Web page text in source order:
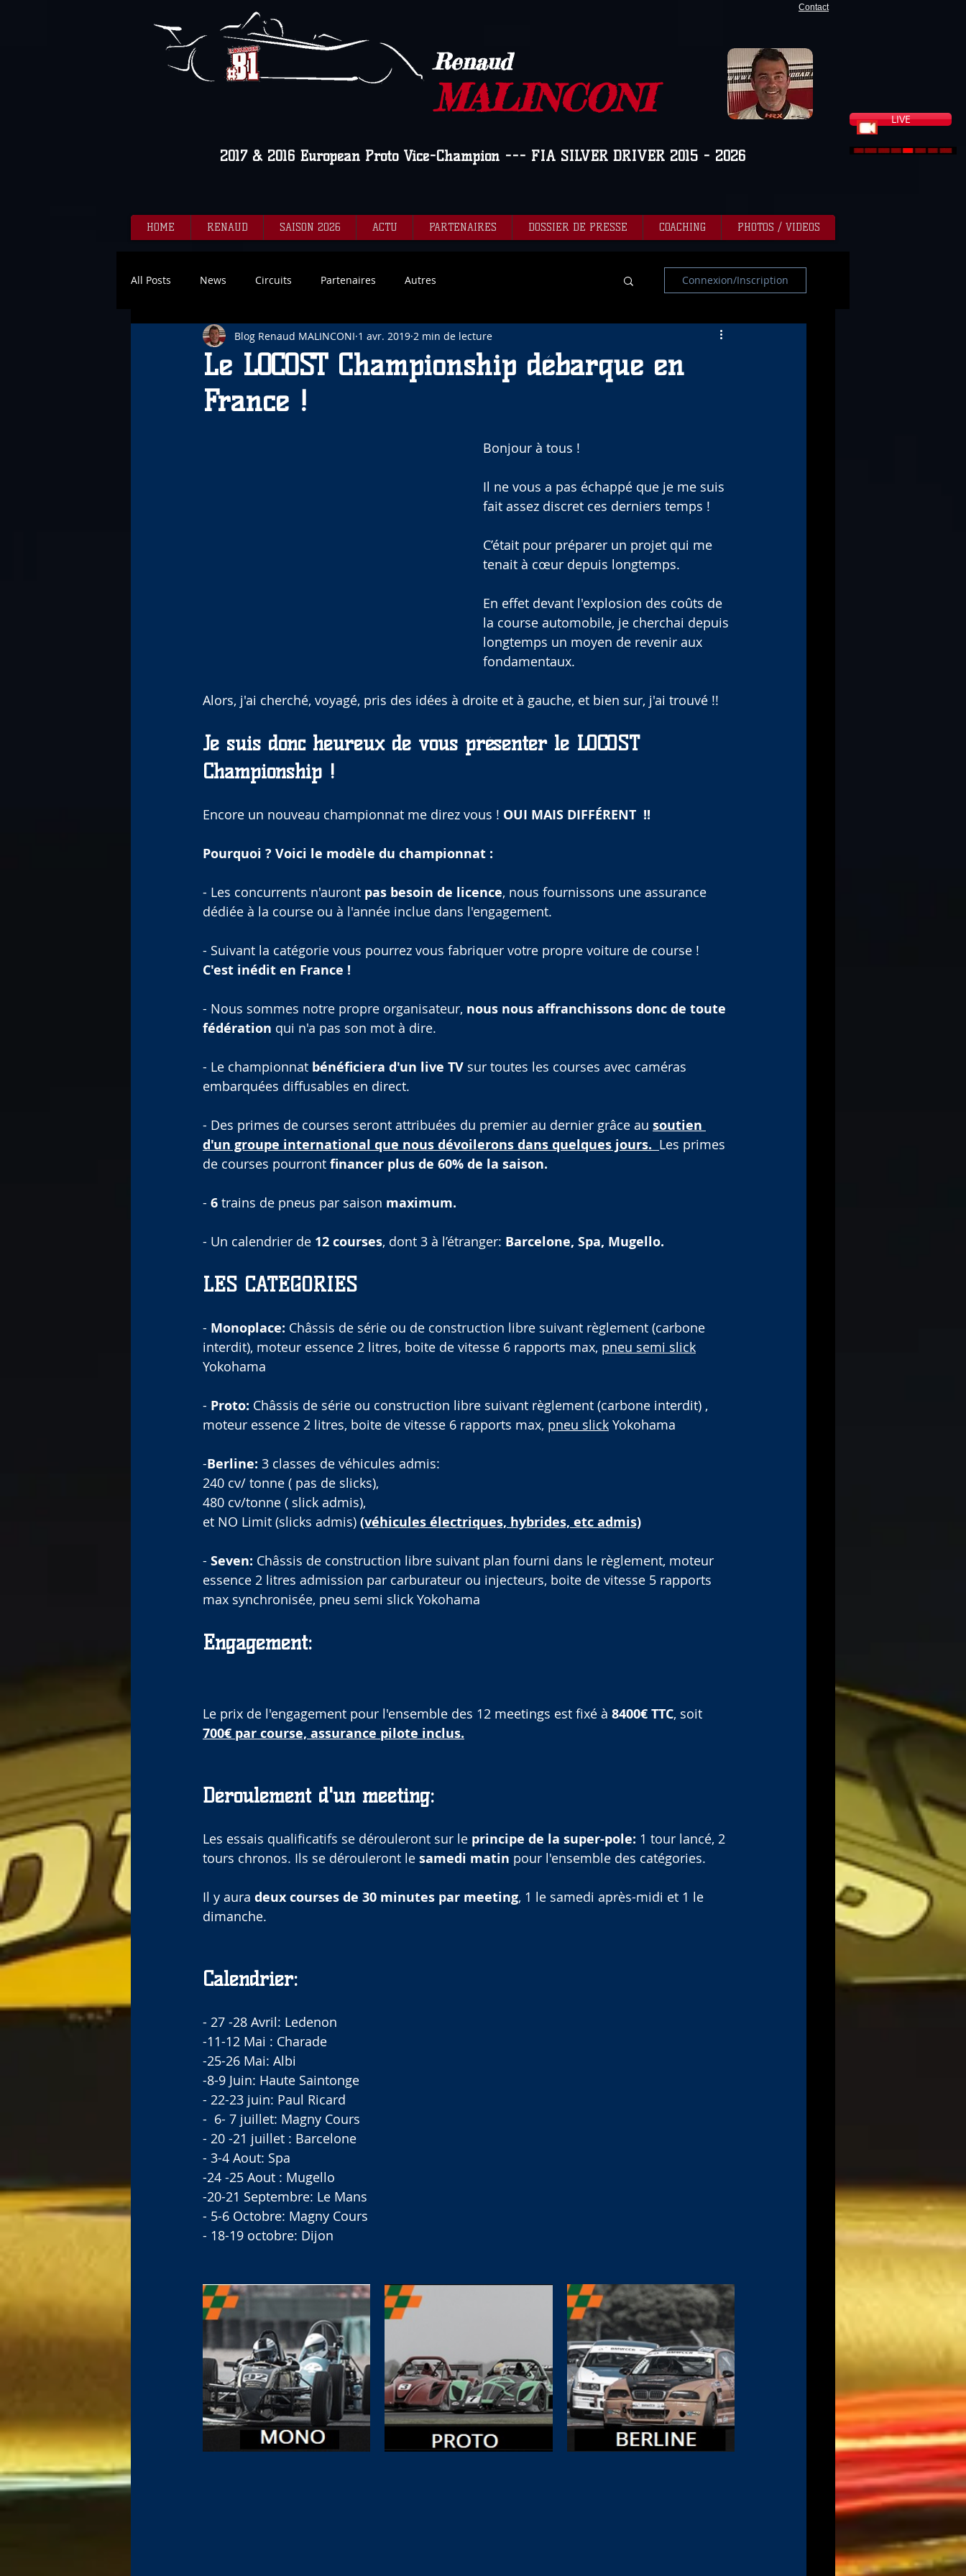
LIVE
Renaud
MALINCONI
Contact
2017 & 2016 European Proto Vice-Champion --- FIA SILVER DRIVER 2015 - 2026
HOME RENAUD SAISON 2026 ACTU PARTENAIRES DOSSIER DE PRESSE COACHING PHOTOS / VIDEOS
All Posts News Circuits Partenaires Autres Connexion/Inscription
Le LOCOST Championship débarque en
France !
Blog Renaud MALINCONI 1 avr. 2019 2 min de lecture
Bonjour à tous !
Il ne vous a pas échappé que je me suis
fait assez discret ces derniers temps !
C’était pour préparer un projet qui me
tenait à cœur depuis longtemps.
En effet devant l'explosion des coûts de
la course automobile, je cherchai depuis
longtemps un moyen de revenir aux
fondamentaux.
Alors, j'ai cherché, voyagé, pris des idées à droite et à gauche, et bien sur, j'ai trouvé !!
Je suis donc heureux de vous présenter le LOCOST
Championship !
Encore un nouveau championnat me direz vous ! OUI MAIS DIFFÉRENT  !!
Pourquoi ? Voici le modèle du championnat :
- Les concurrents n'auront pas besoin de licence, nous fournissons une assurance
dédiée à la course ou à l'année inclue dans l'engagement.
- Suivant la catégorie vous pourrez vous fabriquer votre propre voiture de course !
C'est inédit en France !
- Nous sommes notre propre organisateur, nous nous affranchissons donc de toute
fédération qui n'a pas son mot à dire.
- Le championnat bénéficiera d'un live TV sur toutes les courses avec caméras
embarquées diffusables en direct.
- Des primes de courses seront attribuées du premier au dernier grâce au soutien
d'un groupe international que nous dévoilerons dans quelques jours. Les primes
de courses pourront financer plus de 60% de la saison.
- 6 trains de pneus par saison maximum.
- Un calendrier de 12 courses, dont 3 à l’étranger: Barcelone, Spa, Mugello.
LES CATEGORIES
- Monoplace: Châssis de série ou de construction libre suivant règlement (carbone
interdit), moteur essence 2 litres, boite de vitesse 6 rapports max, pneu semi slick
Yokohama
- Proto: Châssis de série ou construction libre suivant règlement (carbone interdit) ,
moteur essence 2 litres, boite de vitesse 6 rapports max, pneu slick Yokohama
-Berline: 3 classes de véhicules admis:
240 cv/ tonne ( pas de slicks),
480 cv/tonne ( slick admis),
et NO Limit (slicks admis) (véhicules électriques, hybrides, etc admis)
- Seven: Châssis de construction libre suivant plan fourni dans le règlement, moteur
essence 2 litres admission par carburateur ou injecteurs, boite de vitesse 5 rapports
max synchronisée, pneu semi slick Yokohama
Engagement:
Le prix de l'engagement pour l'ensemble des 12 meetings est fixé à 8400€ TTC, soit
700€ par course, assurance pilote inclus.
Déroulement d'un meeting:
Les essais qualificatifs se dérouleront sur le principe de la super-pole: 1 tour lancé, 2
tours chronos. Ils se dérouleront le samedi matin pour l'ensemble des catégories.
Il y aura deux courses de 30 minutes par meeting, 1 le samedi après-midi et 1 le
dimanche.
Calendrier:
- 27 -28 Avril: Ledenon
-11-12 Mai : Charade
-25-26 Mai: Albi
-8-9 Juin: Haute Saintonge
- 22-23 juin: Paul Ricard
-  6- 7 juillet: Magny Cours
- 20 -21 juillet : Barcelone
- 3-4 Aout: Spa
-24 -25 Aout : Mugello
-20-21 Septembre: Le Mans
- 5-6 Octobre: Magny Cours
- 18-19 octobre: Dijon